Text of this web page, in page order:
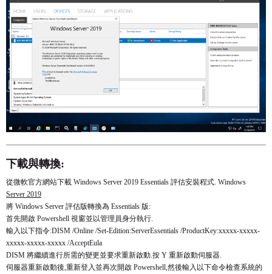
下載與轉換:
從微軟官方網站下載 Windows Server 2019 Essentials 評估安裝程式. Windows
Server 2019
將 Windows Server 評估版轉換為 Essentials 版:
首先開啟 Powershell 視窗並以管理員身分執行.
輸入以下指令:DISM /Online /Set-Edition:ServerEssentials /ProductKey:xxxxx-xxxxx-
xxxxx-xxxxx-xxxxx /AcceptEula
DISM 將繼續進行所需的變更並要求重新啟動.按 Y 重新啟動伺服器.
伺服器重新啟動後,重新登入並再次開啟 Powershell,然後輸入以下命令檢查系統的